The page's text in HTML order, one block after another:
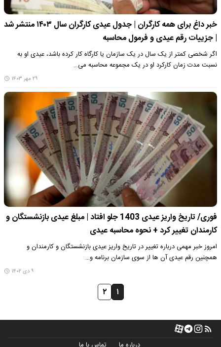
خبر داغ برای همه کارگران | جدول عیدی کارگران سال ۱۴۰۳ منتشر شد
| جزییات رقم عیدی و فرمول محاسبه
اگر شخصی کمتر از یک سال در یک سازمان یا کارگاه کار کرده باشد، عیدی او به
نسبت مدت زمان کارکرد او در یک مجموعه محاسبه می…
۲۹ مهر ۱۴۰۳
فوری/ تاریخ واریز عیدی 1403 جلو افتاد | مبلغ عیدی بازنشستگان و
کارمندان تغییر کرد + نحوه محاسبه عیدی
امروز خبر مهمی درباره تغییر در تاریخ واریز عیدی بازنشستگان و کارمندان و
همچنین رقم عیدی آن ها از سوی سازمان برنامه و…
۹ دی ۱۴۰۲
۱ ۲